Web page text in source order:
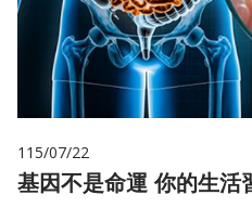
115/07/22
基因不是命運